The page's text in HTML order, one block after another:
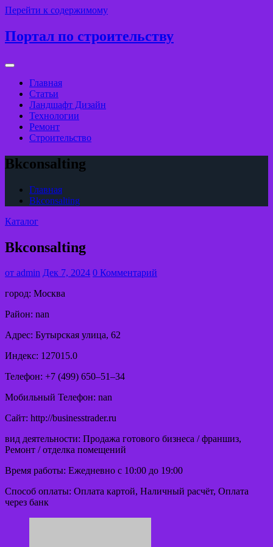
Перейти к содержимому
Портал по строительству
Главная
Статьи
Ландшафт Дизайн
Технологии
Ремонт
Строительство
Bkconsalting
Главная
Bkconsalting
Каталог
Bkconsalting
от admin Дек 7, 2024 0 Комментарий
город: Москва
Район: nan
Адрес: Бутырская улица, 62
Индекс: 127015.0
Телефон: +7 (499) 650‒51‒34
Мобильный Телефон: nan
Сайт: http://businesstrader.ru
вид деятельности: Продажа готового бизнеса / франшиз,
Ремонт / отделка помещений
Время работы: Ежедневно с 10:00 до 19:00
Способ оплаты: Оплата картой, Наличный расчёт, Оплата
через банк